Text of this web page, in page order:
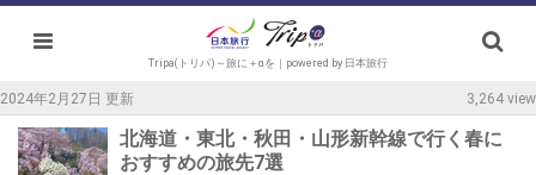
Tripa(トリパ)～旅に＋αを｜powered by 日本旅行
2024年2月27日 更新 3,264 view
北海道・東北・秋田・山形新幹線で行く春に
おすすめの旅先7選